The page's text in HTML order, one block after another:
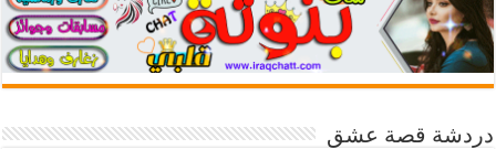
دردشة قصة عشق